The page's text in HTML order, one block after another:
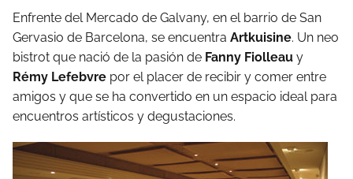
Enfrente del Mercado de Galvany, en el barrio de San
Gervasio de Barcelona, se encuentra Artkuisine. Un neo
bistrot que nació de la pasión de Fanny Fiolleau y
Rémy Lefebvre por el placer de recibir y comer entre
amigos y que se ha convertido en un espacio ideal para
encuentros artísticos y degustaciones.